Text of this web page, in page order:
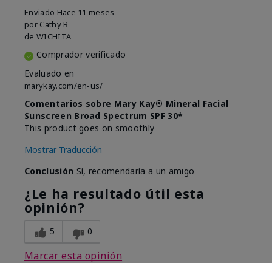
Enviado Hace 11 meses
por Cathy B
de WICHITA
Comprador verificado
Evaluado en
marykay.com/en-us/
Comentarios sobre Mary Kay® Mineral Facial
Sunscreen Broad Spectrum SPF 30*
This product goes on smoothly
Mostrar Traducción
Conclusión Sí, recomendaría a un amigo
¿Le ha resultado útil esta
opinión?
5 0
Marcar esta opinión